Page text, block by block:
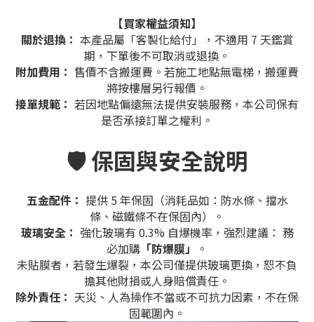
【買家權益須知】
關於退換： 本產品屬「客製化給付」，不適用 7 天鑑賞
期，下單後不可取消或退換。
附加費用： 售價不含搬運費。若施工地點無電梯，搬運費
將按樓層另行報價。
接單規範： 若因地點偏遠無法提供安裝服務，本公司保有
是否承接訂單之權利。
🛡️ 保固與安全說明
五金配件： 提供 5 年保固（消耗品如：防水條、擋水
條、磁鐵條不在保固內）。
玻璃安全： 強化玻璃有 0.3% 自爆機率，強烈建議： 務
必加購 「防爆膜」
。
未貼膜者，若發生爆裂，本公司僅提供玻璃更換，恕不負
擔其他財損或人身賠償責任。
除外責任： 天災、人為操作不當或不可抗力因素，不在保
固範圍內。